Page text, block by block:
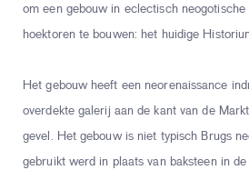
om een gebouw in eclectisch
hoektoren te bouwen: het huidige
Het gebouw heeft een neorenaissance
overdekte galerij aan de kant van de
gevel. Het gebouw is niet typisch Brugs
gebruikt werd in plaats van baksteen in de